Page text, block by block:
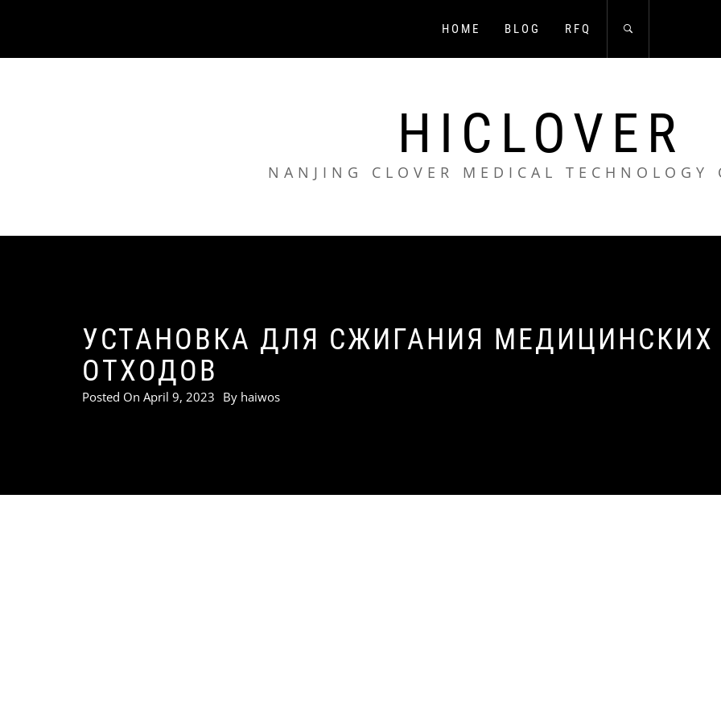
HOME BLOG RFQ
HICLOVER
NANJING CLOVER MEDICAL TECHNOLOGY
УСТАНОВКА ДЛЯ СЖИГАНИЯ МЕДИЦИНСКИХ
ОТХОДОВ
Posted On April 9, 2023 By haiwos